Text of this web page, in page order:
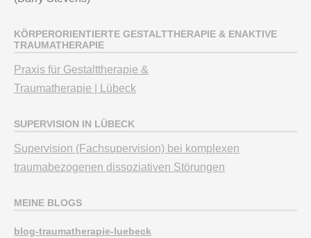
KÖRPERORIENTIERTE GESTALTTHERAPIE & ENAKTIVE
TRAUMATHERAPIE
Praxis für Gestalttherapie &
Traumatherapie | Lübeck
SUPERVISION IN LÜBECK
Supervision (Fachsupervision) bei komplexen
traumabezogenen dissoziativen Störungen
MEINE BLOGS
blog-traumatherapie-luebeck